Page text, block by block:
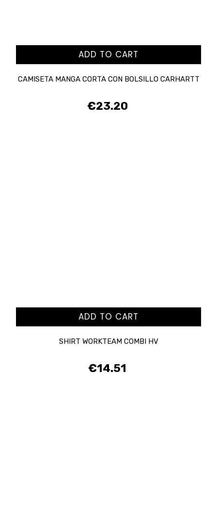
ADD TO CART
CAMISETA MANGA CORTA CON BOLSILLO CARHARTT
Price
€23.20
ADD TO CART
SHIRT WORKTEAM COMBI HV
Price
€14.51